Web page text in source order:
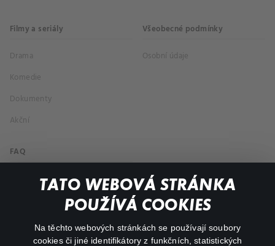
TATO WEBOVÁ STRÁNKA
POUŽÍVÁ COOKIES
Na těchto webových stránkách se používají soubory
cookies či jiné identifikátory z funkčních, statistických
Filmy a seriály
Drama
Komedie
Dokumenty
Akční
Všeobecné podmínky
Osobní údaje
FAQ
Můj účet
Důležité odkazy